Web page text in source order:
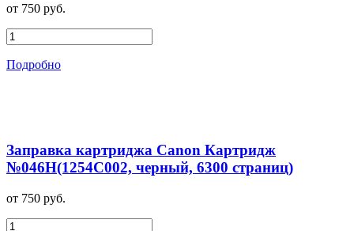
от 750 руб.
Подробно
Заправка картриджа Canon Картридж
№046H(1254C002, черный, 6300 страниц)
от 750 руб.